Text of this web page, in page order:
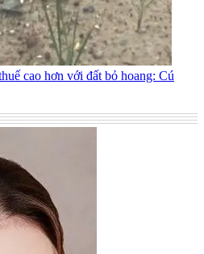
cao hơn với đất bỏ hoang: Cú